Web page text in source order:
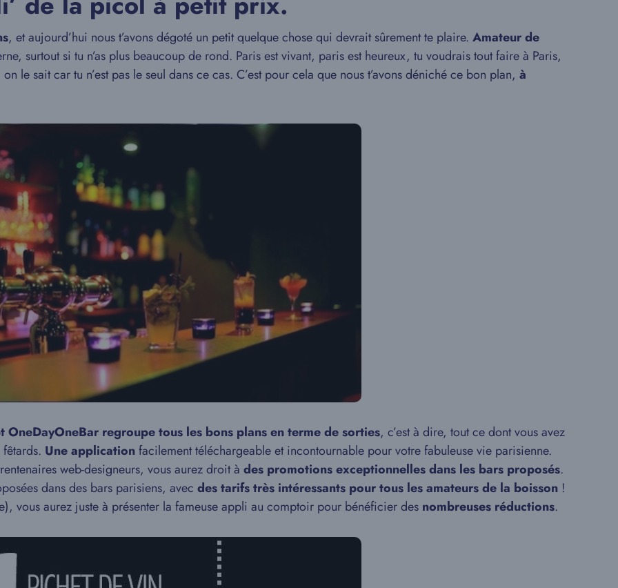
, et aujourd’hui nous t’avons dégoté un petit quelque chose qui devrait sûrement te plaire. Amateur de
surtout si tu n’as plus beaucoup de rond. Paris est vivant, paris est heureux, tu voudrais tout faire à Paris,
le sait car tu n’est pas le seul dans ce cas. C’est pour cela que nous t’avons déniché ce bon plan, à
OneDayOneBar regroupe tous les bons plans en terme de sorties, c’est à dire, tout ce dont vous avez
Une applicationfacilement téléchargeable et incontournable pour votre fabuleuse vie parisienne.
web-designeurs, vous aurez droit à des promotions exceptionnelles dans les bars proposés.
dans des bars parisiens, avec des tarifs très intéressants pour tous les amateurs de la boisson !
vous aurez juste à présenter la fameuse appli au comptoir pour bénéficier des nombreuses réductions.